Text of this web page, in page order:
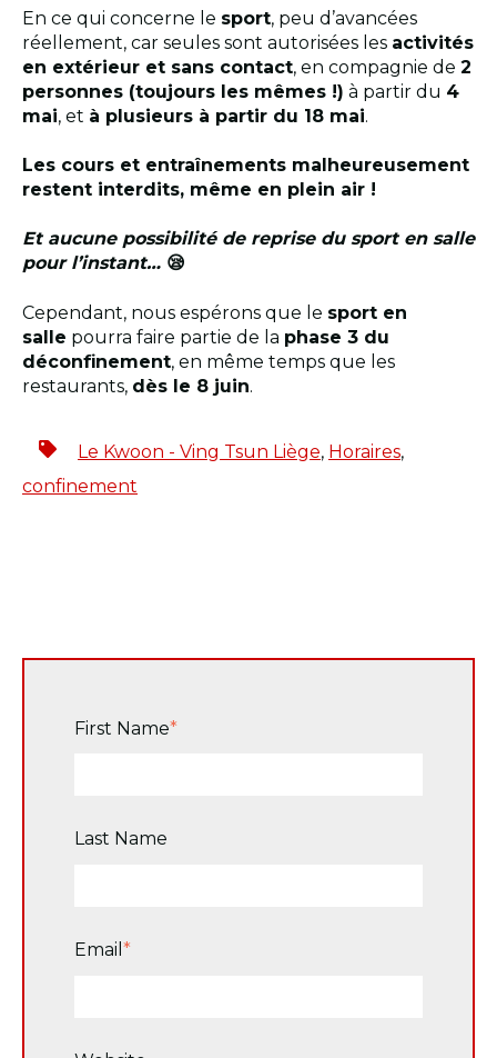
En ce qui concerne le sport, peu d’avancées
réellement, car seules sont autorisées les activités
en extérieur et sans contact, en compagnie de 2
personnes (toujours les mêmes !) à partir du 4
mai, et à plusieurs à partir du 18 mai.
Les cours et entraînements malheureusement
restent interdits, même en plein air !
Et aucune possibilité de reprise du sport en salle
pour l’instant… 😪
Cependant, nous espérons que le sport en
salle pourra faire partie de la phase 3 du
déconfinement, en même temps que les
restaurants, dès le 8 juin.
Le Kwoon - Ving Tsun Liège, Horaires,
confinement
First Name*
Last Name
Email *